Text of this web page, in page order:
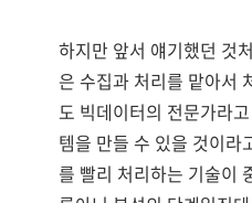
하지만 앞서 얘기했던 것
은 수집과 처리를 맡아서
도 빅데이터의 전문가라
템을 만들 수 있을 것이라
를 빨리 처리하는 기술이